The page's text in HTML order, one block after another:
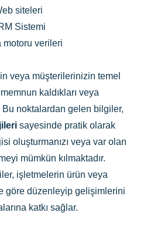
siteleri
Sistemi
motoru verileri
veya müşterilerinizin temel
kaldıkları veya
Bu noktalardan gelen bilgiler,
sayesinde pratik olarak
oluşturmanızı veya var olan
mümkün kılmaktadır.
işletmelerin ürün veya
göre düzenleyip gelişimlerini
katkı sağlar.